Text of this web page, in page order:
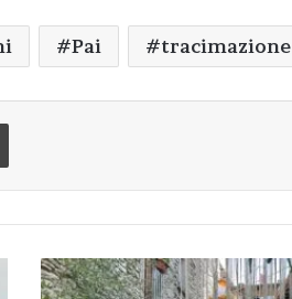
Pai tracimazione
Stampa
Palazzuolo
botanico